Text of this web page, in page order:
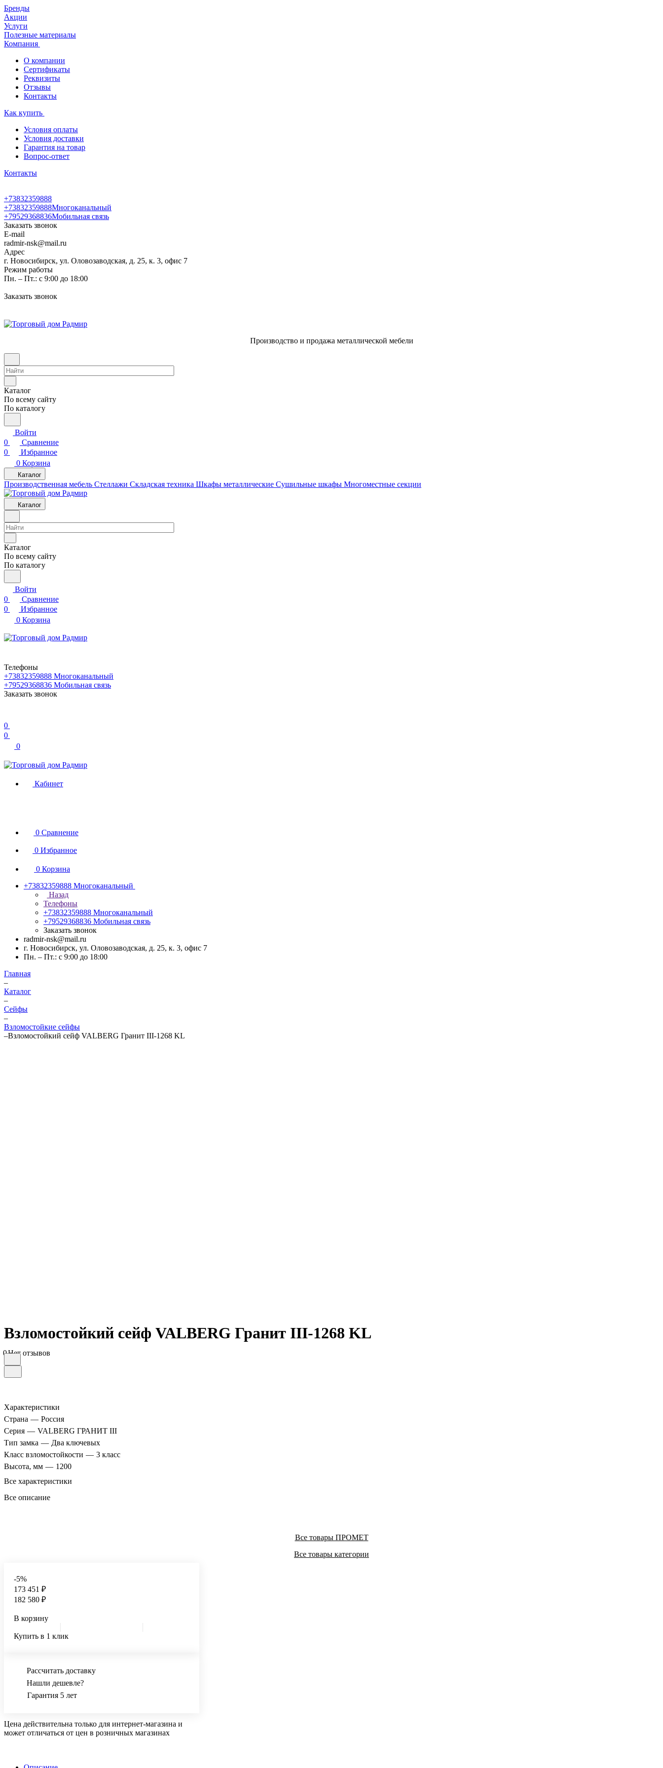
Бренды
Акции
Услуги
Полезные материалы
Компания
О компании
Сертификаты
Реквизиты
Отзывы
Контакты
Как купить
Условия оплаты
Условия доставки
Гарантия на товар
Вопрос-ответ
Контакты
+73832359888
+73832359888Многоканальный
+79529368836Мобильная связь
Заказать звонок
E-mail
radmir-nsk@mail.ru
Адрес
г. Новосибирск, ул. Оловозаводская, д. 25, к. 3, офис 7
Режим работы
Пн. – Пт.: с 9:00 до 18:00
Заказать звонок
Производство и продажа металлической мебели
Каталог
По всему сайту
По каталогу
Войти
0
Сравнение
0
Избранное
0 Корзина
Каталог
Производственная мебель Cтеллажи Складская техника Шкафы металлические Cушильные шкафы Многоместные секции
Каталог
Каталог
По всему сайту
По каталогу
Войти
0
Сравнение
0
Избранное
0 Корзина
Телефоны
+73832359888 Многоканальный
+79529368836 Мобильная связь
Заказать звонок
0
0
0
Кабинет
0 Сравнение
0 Избранное
0 Корзина
+73832359888 Многоканальный
Назад
Телефоны
+73832359888 Многоканальный
+79529368836 Мобильная связь
Заказать звонок
radmir-nsk@mail.ru
г. Новосибирск, ул. Оловозаводская, д. 25, к. 3, офис 7
Пн. – Пт.: с 9:00 до 18:00
Главная
–
Каталог
–
Сейфы
–
Взломостойкие сейфы
–Взломостойкий сейф VALBERG Гранит III-1268 KL
Взломостойкий сейф VALBERG Гранит III-1268 KL
0Нет отзывов
Характеристики
Страна — Россия
Серия — VALBERG ГРАНИТ III
Тип замка — Два ключевых
Класс взломостойкости — 3 класс
Высота, мм — 1200
Все характеристики
Все описание
Все товары ПРОМЕТ
Все товары категории
-5%
173 451 ₽
182 580 ₽
В корзину
Купить в 1 клик
Рассчитать доставку
Нашли дешевле?
Гарантия 5 лет
Цена действительна только для интернет-магазина и
может отличаться от цен в розничных магазинах